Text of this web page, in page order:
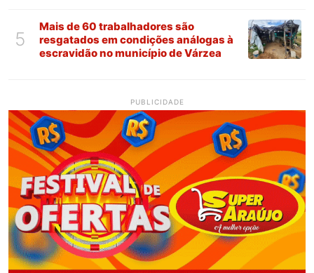
5
Mais de 60 trabalhadores são
resgatados em condições análogas à
escravidão no município de Várzea
PUBLICIDADE